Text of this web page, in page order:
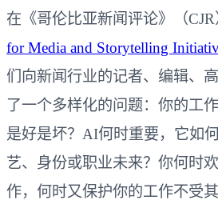
在《哥伦比亚新闻评论》（
for Media and Storytelling
们向新闻行业的记者、编辑、
了一个多样化的问题：你的工
是好是坏？AI何时重要，它如
艺、身份或职业未来？你何时
作，何时又保护你的工作不受其